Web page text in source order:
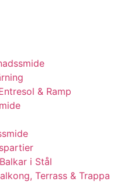
& Ramp
i Stål
Terrass & Trappa